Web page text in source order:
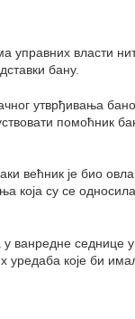
власти
бану.
утврђивања
помоћник
већник је био
која су се
ванредне седнице
које би